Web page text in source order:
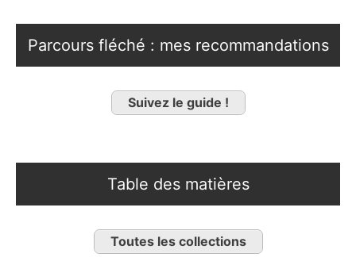
Parcours fléché : mes recommandations
Suivez le guide !
Table des matières
Toutes les collections